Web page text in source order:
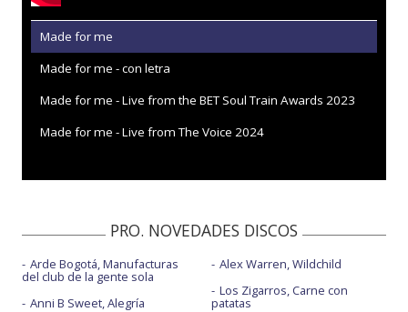
Made for me
Made for me - con letra
Made for me - Live from the BET Soul Train Awards 2023
Made for me - Live from The Voice 2024
PRO. NOVEDADES DISCOS
Arde Bogotá, Manufacturas
del club de la gente sola
Anni B Sweet, Alegría
Alex Warren, Wildchild
Los Zigarros, Carne con
patatas